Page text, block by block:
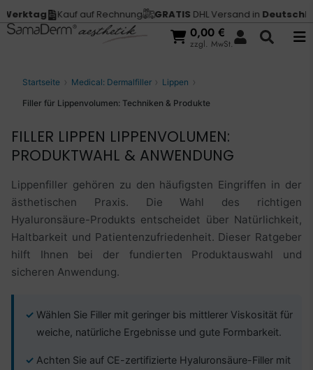
Kauf auf Rechnung GRATISDHL Versand inDeutschland Vor
0,00 €
zzgl. MwSt.
Startseite Medical: Dermalfiller Lippen
Filler für Lippenvolumen: Techniken & Produkte
FILLER LIPPEN LIPPENVOLUMEN:
PRODUKTWAHL & ANWENDUNG
Lippenfiller gehören zu den häufigsten Eingriffen in der
ästhetischen Praxis. Die Wahl des richtigen
Hyaluronsäure-Produkts entscheidet über Natürlichkeit,
Haltbarkeit und Patientenzufriedenheit. Dieser Ratgeber
hilft Ihnen bei der fundierten Produktauswahl und
sicheren Anwendung.
Wählen Sie Filler mit geringer bis mittlerer Viskosität für
weiche, natürliche Ergebnisse und gute Formbarkeit.
Achten Sie auf CE-zertifizierte Hyaluronsäure-Filler mit